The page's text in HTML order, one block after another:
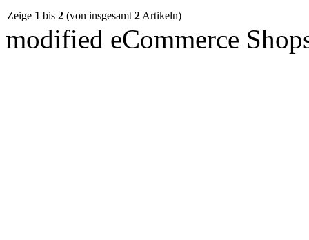
Zeige 1 bis 2 (von insgesamt 2 Artikeln)
modified eCommerce